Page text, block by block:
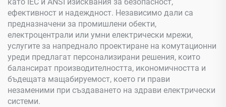
ефективност и надеждност. Независимо дали са
предназначени за промишлени обекти,
електроцентрали или умни електрически мрежи,
услугите за напреднало проектиране на комутационни
уреди предлагат персонализирани решения, които
балансират производителността, икономичността и
бъдещата мащабируемост, което ги прави
незаменими при създаването на здрави електрически
системи.